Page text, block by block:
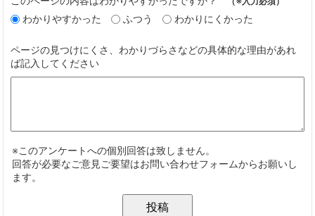
わかりやすかった ふつう わかりにくかった
ページの見つけにくさ、わかりづらさなどの具体的な理由があれ
ば記入してください
※このアンケートへの個別回答は致しません。
回答が必要なご意見ご要望はお問い合わせフォームからお願いし
ます。